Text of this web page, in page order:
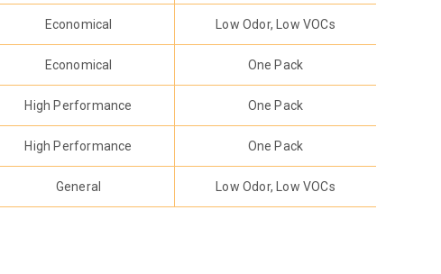
Economical Low Odor, Low VOCs
Economical One Pack
High Performance One Pack
High Performance One Pack
General Low Odor, Low VOCs